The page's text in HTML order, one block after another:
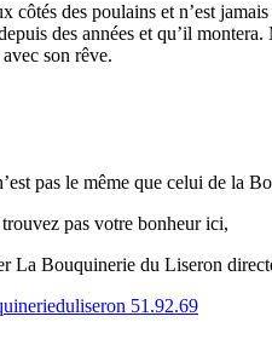
des poulains et n’est
des années et qu’il
son rêve.
pas le même que celui de la
pas votre bonheur ici,
La Bouquinerie du Liseron
51.92.69